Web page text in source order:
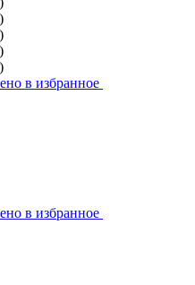
в избранное
в избранное